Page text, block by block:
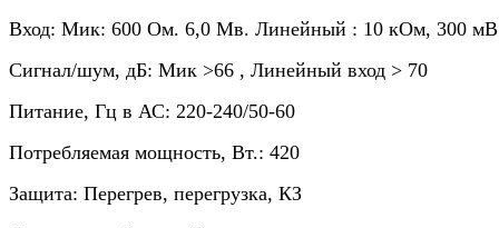
Вход: Мик: 600 Ом. 6,0 Мв. Линейный : 10 кОм, 300 мВ
Сигнал/шум, дБ: Мик >66 , Линейный вход > 70
Питание, Гц в АС: 220-240/50-60
Потребляемая мощность, Вт.: 420
Защита: Перегрев, перегрузка, КЗ